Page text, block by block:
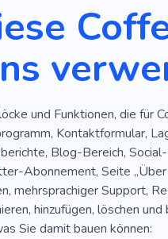
und Funktionen, die für
Kontaktformular,
Blog-Bereich,
Abonnement, Seite „Über
mehrsprachiger Support,
hinzufügen, löschen
Sie damit bauen können: